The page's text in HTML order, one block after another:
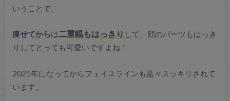
いうことで、
痩せてからは二重幅もはっきりして、顔のパーツもはっき
りしてとっても可愛いですよね！
2021年になってからフェイスラインも益々スッキリされて
います。